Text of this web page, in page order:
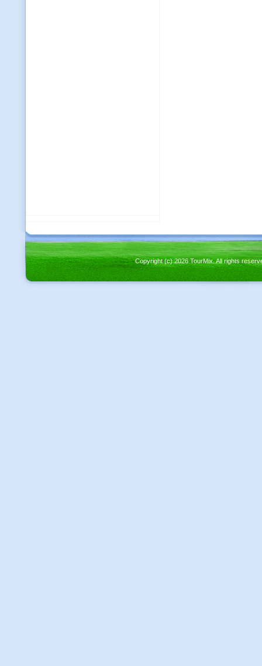
Copyright (c) 2026 TourMix. All rights